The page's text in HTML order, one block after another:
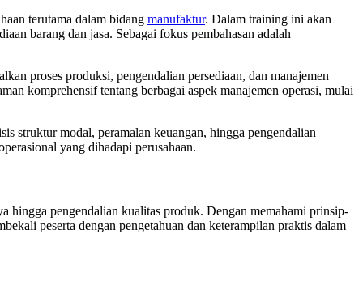
terutama dalam bidang manufaktur. Dalam training ini akan
barang dan jasa. Sebagai fokus pembahasan adalah
proses produksi, pengendalian persediaan, dan manajemen
komprehensif tentang berbagai aspek manajemen operasi, mulai
struktur modal, peramalan keuangan, hingga pengendalian
yang dihadapi perusahaan.
hingga pengendalian kualitas produk. Dengan memahami prinsip-
peserta dengan pengetahuan dan keterampilan praktis dalam